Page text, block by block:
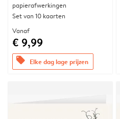
papierafwerkingen
Set van 10 kaarten
Vanaf
€ 9,99
offers Elke dag lage prijzen